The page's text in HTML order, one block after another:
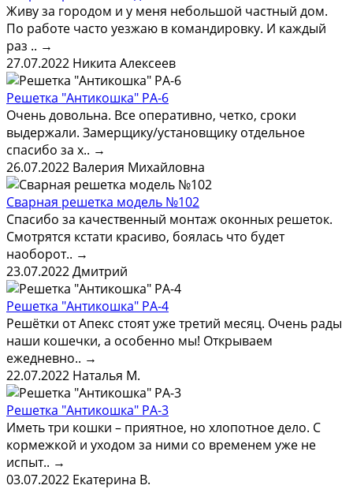
Живу за городом и у меня небольшой частный дом.
По работе часто уезжаю в командировку. И каждый
раз .. →
27.07.2022 Никита Алексеев
Решетка "Антикошка" РА-6
Очень довольна. Все оперативно, четко, сроки
выдержали. Замерщику/установщику отдельное
спасибо за х.. →
26.07.2022 Валерия Михайловна
Сварная решетка модель №102
Спасибо за качественный монтаж оконных решеток.
Смотрятся кстати красиво, боялась что будет
наоборот.. →
23.07.2022Дмитрий
Решетка "Антикошка" РА-4
Решётки от Апекс стоят уже третий месяц. Очень рады
наши кошечки, а особенно мы! Открываем
ежедневно.. →
22.07.2022 Наталья М.
Решетка "Антикошка" РА-3
Иметь три кошки – приятное, но хлопотное дело. С
кормежкой и уходом за ними со временем уже не
испыт.. →
03.07.2022 Екатерина В.